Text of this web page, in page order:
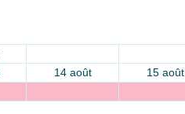
14 août 15 août